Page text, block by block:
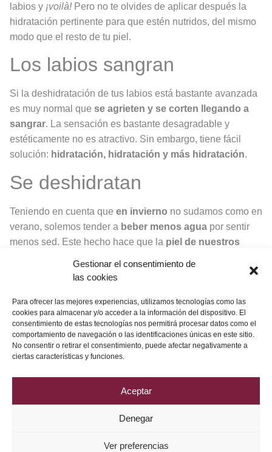
Gestionar el consentimiento de
las cookies
Para ofrecer las mejores experiencias, utilizamos tecnologías como las
cookies para almacenar y/o acceder a la información del dispositivo. El
consentimiento de estas tecnologías nos permitirá procesar datos como el
comportamiento de navegación o las identificaciones únicas en este sitio.
No consentir o retirar el consentimiento, puede afectar negativamente a
ciertas características y funciones.
Aceptar
Denegar
Ver preferencias
labios y ¡voilà!Pero no te olvides de aplicar después la
hidratación pertinente para que estén nutridos, del mismo
modo que el resto de tu piel.
Los labios sangran
Si la deshidratación de tus labios está bastante avanzada
es muy normal que se agrieten y se corten llegando a
sangrar. La sensación es bastante desagradable y
estéticamente no es atractivo. Sin embargo, tiene fácil
solución: hidratación, hidratación y más hidratación.
Se deshidratan
Teniendo en cuenta que en invierno no sudamos como en
verano, solemos tender a beber menos agua por sentir
menos sed. Este hecho hace que la piel de nuestros
seguir bebiendo
dos litros de agua diarios
sano y suave.
No olvides que eninviernonuestra piel esmás
vulnerable.
Aviso Legal Política de Cookies